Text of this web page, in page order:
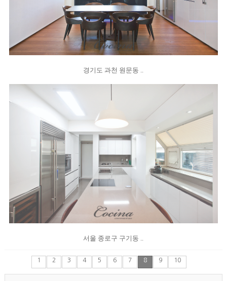
경기도 과천 원문동 ..
서울 종로구 구기동 ..
1 2 3 4 5 6 7 8 9 10